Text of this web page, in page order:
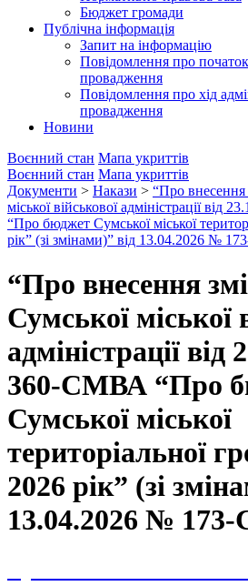
Бюджет громади
Публічна інформація
Запит на інформацію
Повідомлення про
провадження
Повідомлення про хід
провадження
Новини
Воєнний стан Мапа укриттів
Воєнний стан Мапа укриттів
Документи > Накази > “Про внесення
міської військової адміністрації
“Про бюджет Сумської міської
рік” (зі змінами)” від 13.04.2026 №
“Про внесення
Сумської міської
адміністрації
360-СМВА “Про
Сумської міської
територіальної
2026 рік” (зі
13.04.2026 №